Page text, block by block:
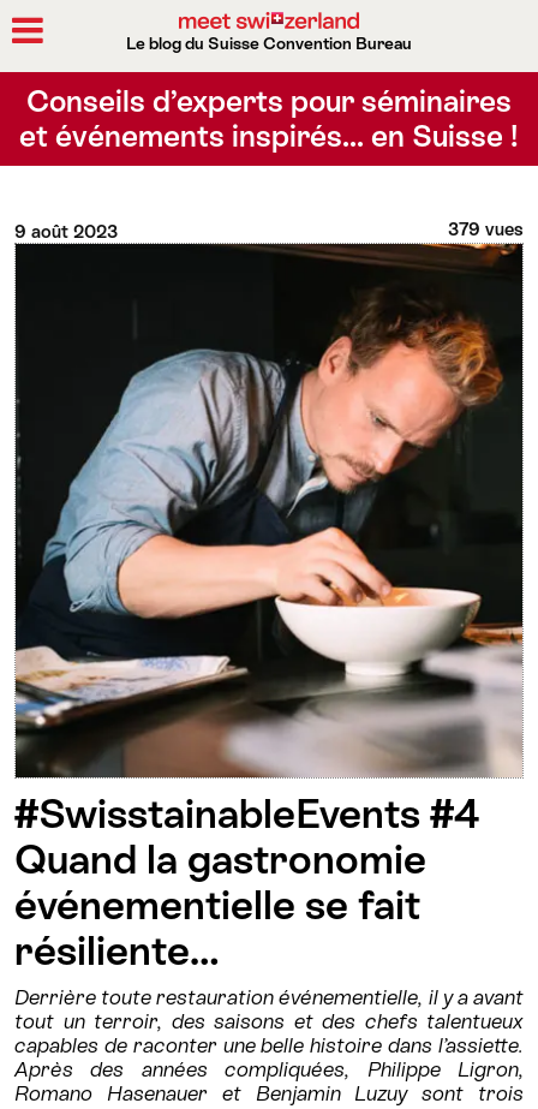
Le blog du Suisse Convention Bureau
Conseils d’experts pour séminaires
et événements inspirés… en Suisse !
9 août 2023 379 vues
#SwisstainableEvents #4
Quand la gastronomie
événementielle se fait
résiliente…
Derrière toute restauration événementielle, il y a avant
tout un terroir, des saisons et des chefs talentueux
capables de raconter une belle histoire dans l’assiette.
Après des années compliquées, Philippe Ligron,
Romano Hasenauer et Benjamin Luzuy sont trois